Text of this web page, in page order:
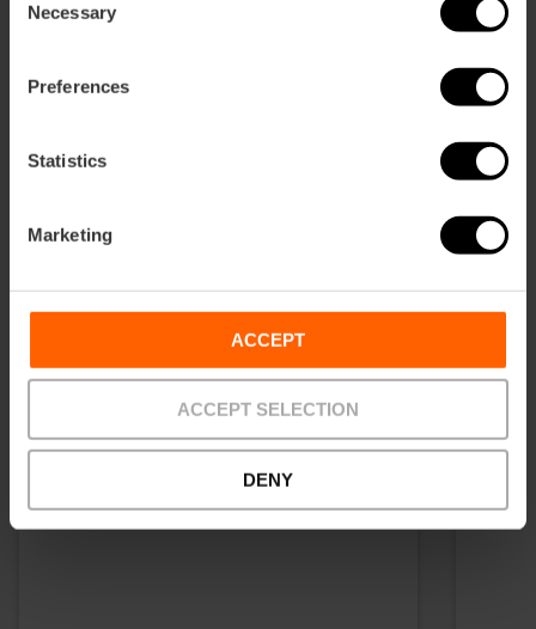
Selection
Necessary
Preferences
Statistics
Marketing
ACCEPT
ACCEPT SELECTION
DENY